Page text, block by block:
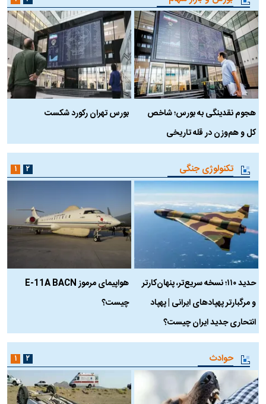
هجوم نقدینگی به بورس؛ شاخص
کل و هم‌وزن در قله تاریخی
بورس تهران رکورد شکست
تکنولوژی جنگی
حدید ۱۱۰؛ نسخه سریع‌تر، پنهان‌کارتر
و مرگبارتر پهپادهای ایرانی | پهپاد
انتحاری جدید ایران چیست؟
هواپیمای مرموز E-11A BACN
چیست؟
۱ ۲
حوادث ۱ ۲